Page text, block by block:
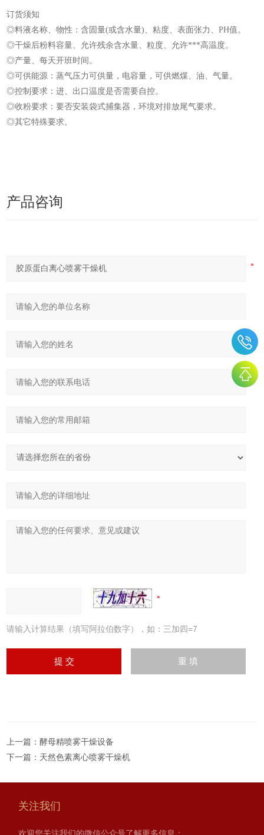
订货须知
◎料液名称、物性：含固量(或含水量)、粘度、表面张力、PH值。
◎干燥后粉料容量、允许残余含水量、粒度、允许***高温度。
◎产量、每天开班时间。
◎可供能源：蒸气压力可供量，电容量，可供燃煤、油、气量。
◎控制要求：进、出口温度是否需要自控。
◎收粉要求：要否安装袋式捕集器，环境对排放尾气要求。
◎其它特殊要求。
产品咨询
请输入计算结果（填写阿拉伯数字），如：三加四=7
上一篇：酵母精喷雾干燥设备
下一篇： 天然色素离心喷雾干燥机
关注我们